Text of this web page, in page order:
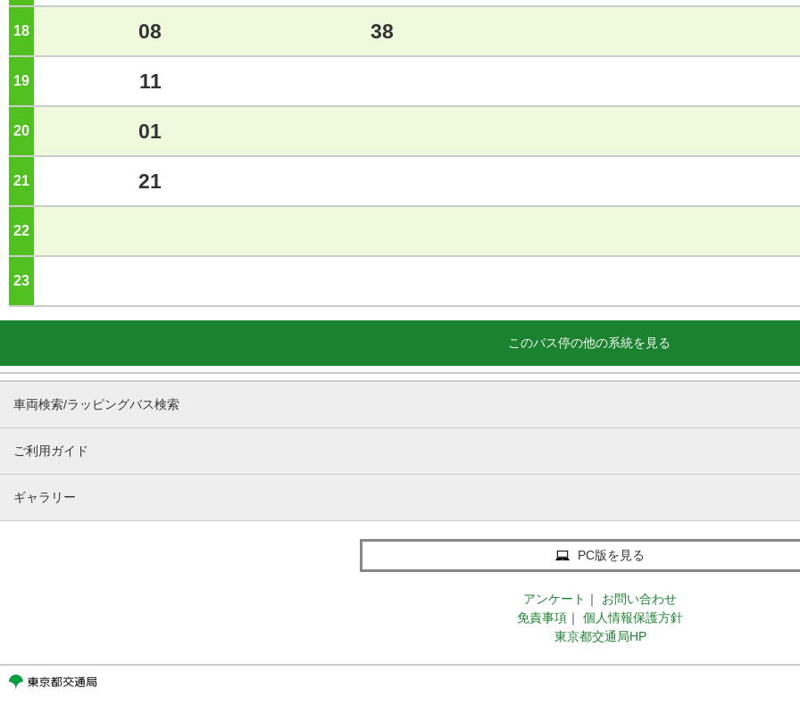
18 08 38
19 11
20 01
21 21
22
23
このバス停の他の系統を見る
車両検索/ラッピングバス検索
ご利用ガイド
ギャラリー
PC版を見る
アンケート ｜
お問い合わせ
免責事項 ｜
個人情報保護方針
東京都交通局HP